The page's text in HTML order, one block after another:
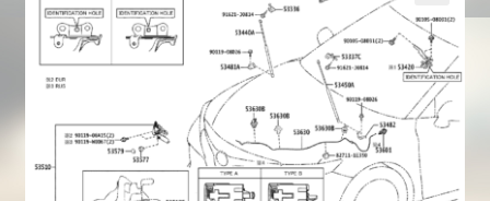
Доставка и оплата
Корзина
🔍